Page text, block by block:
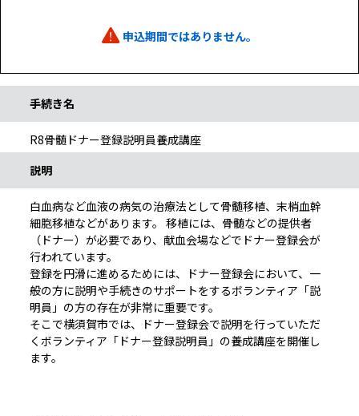
申込期間ではありません。
手続き名
R8骨髄ドナー登録説明員養成講座
説明
白血病など血液の病気の治療法として骨髄移植、末梢血幹
細胞移植などがあります。 移植には、骨髄などの提供者
（ドナー）が必要であり、献血会場などでドナー登録会が
行われています。
登録を円滑に進めるためには、ドナー登録会において、一
般の方に説明や手続きのサポートをするボランティア「説
明員」の方の存在が非常に重要です。
そこで横須賀市では、ドナー登録会で説明を行っていただ
くボランティア「ドナー登録説明員」の養成講座を開催し
ます。